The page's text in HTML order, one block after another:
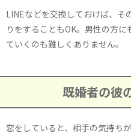
LINEなどを交換しておけば、そ
りをすることもOK。男性の方
ていくのも難しくありません。
既婚者の彼
恋をしていると、相手の気持ち